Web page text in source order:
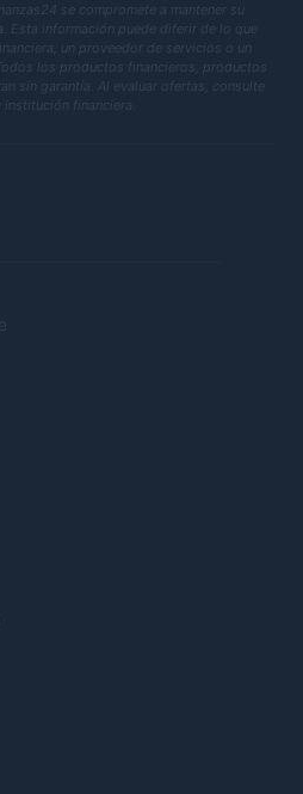
se compromete a mantener su
Esta información puede diferir de lo que
un proveedor de servicios o un
los productos financieros, productos
sin garantía. Al evaluar ofertas, consulte
financiera.